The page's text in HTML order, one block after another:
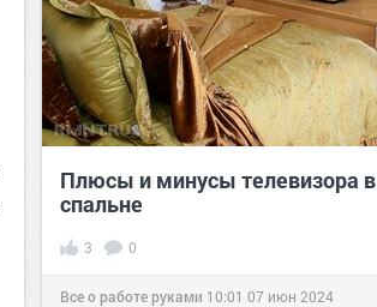
Плюсы и минусы телевизора в
спальне
3 0
Все о работе руками 10:01 07 июн 2024